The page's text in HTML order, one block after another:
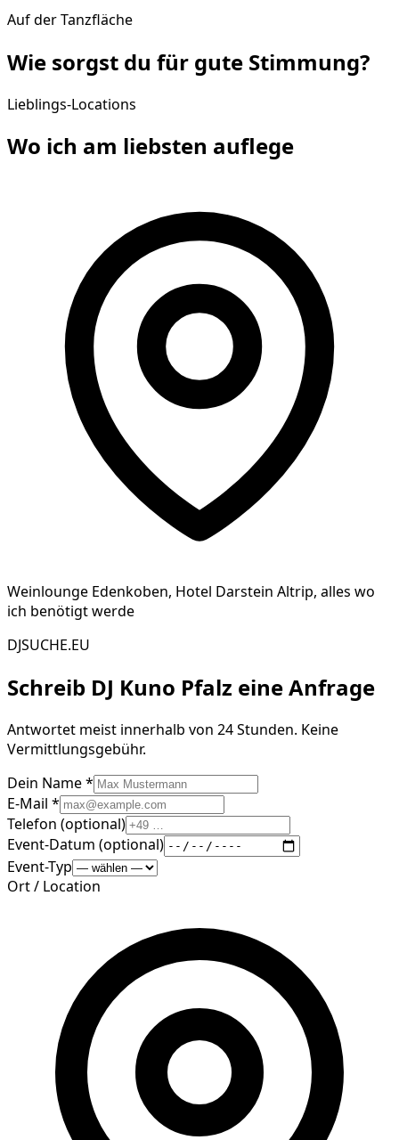
Auf der Tanzfläche
Wie sorgst du für gute Stimmung?
Lieblings-Locations
Wo ich am liebsten auflege
Weinlounge Edenkoben, Hotel Darstein Altrip, alles wo
ich benötigt werde
DJSUCHE.EU
Schreib DJ Kuno Pfalz eine Anfrage
Antwortet meist innerhalb von 24 Stunden. Keine
Vermittlungsgebühr.
Dein Name *
E-Mail *
Telefon (optional)
Event-Datum (optional)
Event-Typ
Ort / Location